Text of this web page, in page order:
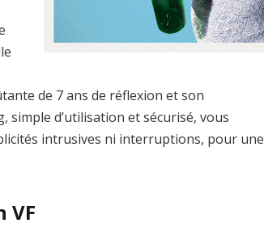
de 7 ans de réflexion et son
d’utilisation et sécurisé, vous
intrusives ni interruptions, pour une
VF